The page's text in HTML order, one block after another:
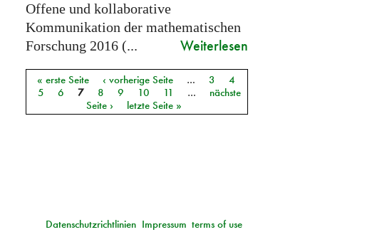
Offene und kollaborative
Kommunikation der mathematischen
Forschung 2016 (...
Weiterlesen
Seiten
« erste Seite ‹ vorherige Seite … 3
4
5
6 7 8 9 10 11 …
nächste
Seite ›
letzte Seite »
terms of use
Impressum
Datenschutzrichtlinien